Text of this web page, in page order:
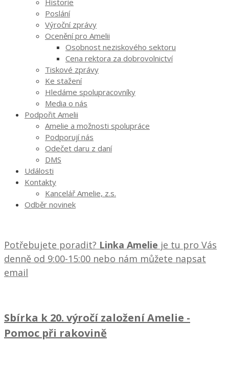
Poslání
Výroční zprávy
Ocenění pro Amelii
Osobnost neziskového sektoru
Cena rektora za dobrovolnictví
Tiskové zprávy
Ke stažení
Hledáme spolupracovníky
Media o nás
Podpořit Amelii
Amelie a možnosti spolupráce
Podporují nás
Odečet daru z daní
DMS
Události
Kontakty
Kancelář Amelie, z.s.
Odběr novinek
Potřebujete poradit? Linka Amelie je tu pro Vás
denně od 9:00-15:00 nebo nám můžete napsat
email
Sbírka k 20. výročí založení Amelie -
Pomoc při rakovině